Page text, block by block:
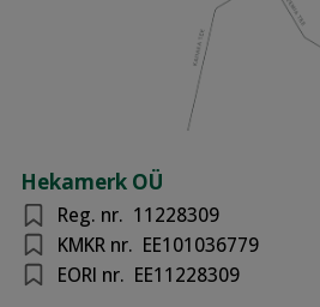
Hekamerk OÜ
Reg. nr. 11228309
KMKR nr. EE101036779
EORI nr. EE11228309